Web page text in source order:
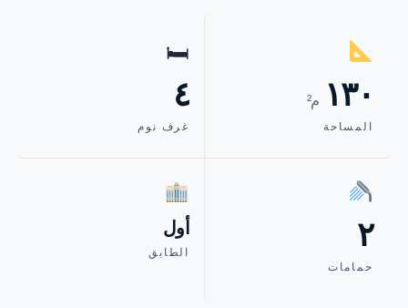
١٣٠ م²
المساحة
🛏
٤
غرف نوم
٢
حمامات
أول
الطابق